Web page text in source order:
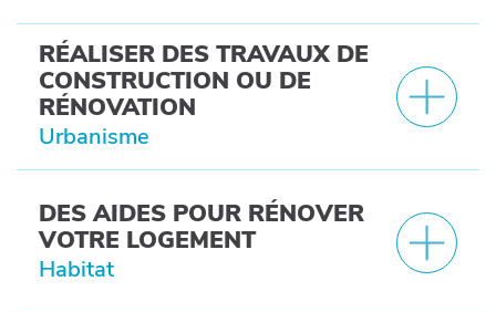
RÉALISER DES TRAVAUX DE
CONSTRUCTION OU DE
RÉNOVATION
Urbanisme
DES AIDES POUR RÉNOVER
VOTRE LOGEMENT
Habitat